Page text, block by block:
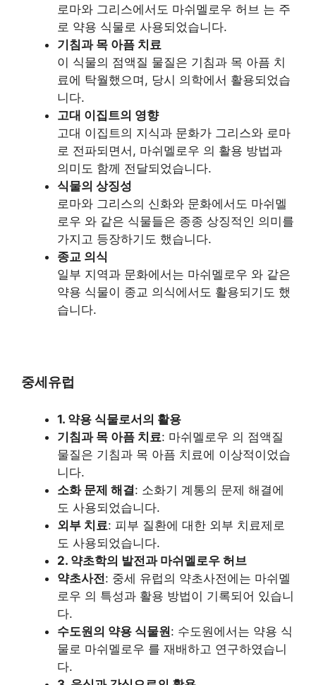
로마와 그리스에서도 마쉬멜로우 허브 는 주
로 약용 식물로 사용되었습니다.
기침과 목 아픔 치료
이 식물의 점액질 물질은 기침과 목 아픔 치
료에 탁월했으며, 당시 의학에서 활용되었습
니다.
고대 이집트의 영향
고대 이집트의 지식과 문화가 그리스와 로마
로 전파되면서, 마쉬멜로우 의 활용 방법과
의미도 함께 전달되었습니다.
식물의 상징성
로마와 그리스의 신화와 문화에서도 마쉬멜
로우 와 같은 식물들은 종종 상징적인 의미를
가지고 등장하기도 했습니다.
종교 의식
일부 지역과 문화에서는 마쉬멜로우 와 같은
약용 식물이 종교 의식에서도 활용되기도 했
습니다.
중세유럽
1. 약용 식물로서의 활용
기침과 목 아픔 치료: 마쉬멜로우 의 점액질
물질은 기침과 목 아픔 치료에 이상적이었습
니다.
소화 문제 해결: 소화기 계통의 문제 해결에
도 사용되었습니다.
외부 치료: 피부 질환에 대한 외부 치료제로
도 사용되었습니다.
2. 약초학의 발전과 마쉬멜로우 허브
약초사전: 중세 유럽의 약초사전에는 마쉬멜
로우 의 특성과 활용 방법이 기록되어 있습니
다.
수도원의 약용 식물원: 수도원에서는 약용 식
물로 마쉬멜로우 를 재배하고 연구하였습니
다.